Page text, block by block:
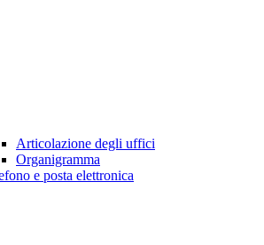
Articolazione degli uffici
Organigramma
e posta elettronica